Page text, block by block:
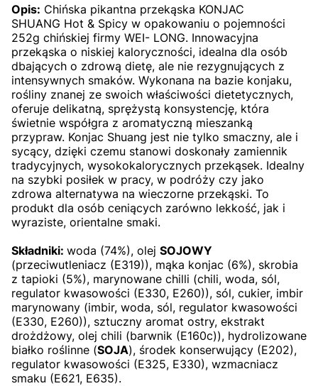
Opis: Chińska pikantna przekąska KONJAC
SHUANG Hot & Spicy w opakowaniu o pojemności
252g chińskiej firmy WEI- LONG. Innowacyjna
przekąska o niskiej kaloryczności, idealna dla osób
dbających o zdrową dietę, ale nie rezygnujących z
intensywnych smaków. Wykonana na bazie konjaku,
rośliny znanej ze swoich właściwości dietetycznych,
oferuje delikatną, sprężystą konsystencję, która
świetnie współgra z aromatyczną mieszanką
przypraw. Konjac Shuang jest nie tylko smaczny, ale i
sycący, dzięki czemu stanowi doskonały zamiennik
tradycyjnych, wysokokalorycznych przekąsek. Idealny
na szybki posiłek w pracy, w podróży czy jako
zdrowa alternatywa na wieczorne przekąski. To
produkt dla osób ceniących zarówno lekkość, jak i
wyraziste, orientalne smaki.
Składniki: woda (74%), olej SOJOWY
(przeciwutleniacz (E319)), mąka konjac (6%), skrobia
z tapioki (5%), marynowane chilli (chili, woda, sól,
regulator kwasowości (E330, E260)), sól, cukier, imbir
marynowany (imbir, woda, sól, regulator kwasowości
(E330, E260)), sztuczny aromat ostry, ekstrakt
drożdżowy, olej chili (barwnik (E160c)), hydrolizowane
białko roślinne (SOJA), środek konserwujący (E202),
regulator kwasowości (E325, E330), wzmacniacz
smaku (E621, E635).